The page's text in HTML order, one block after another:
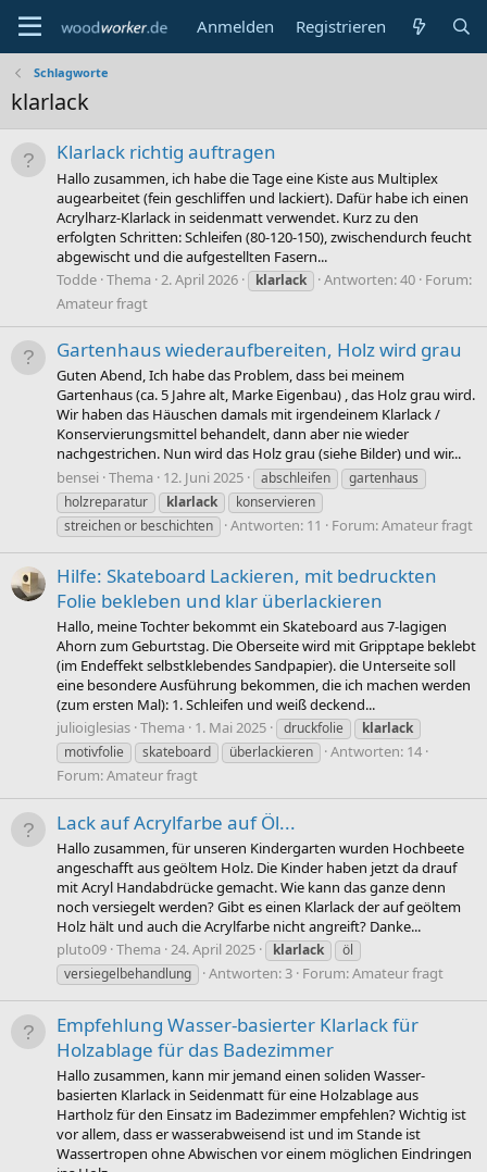
Anmelden Registrieren
Schlagworte
klarlack
Klarlack richtig auftragen
Hallo zusammen, ich habe die Tage eine Kiste aus Multiplex
augearbeitet (fein geschliffen und lackiert). Dafür habe ich einen
Acrylharz-Klarlack in seidenmatt verwendet. Kurz zu den
erfolgten Schritten: Schleifen (80-120-150), zwischendurch feucht
abgewischt und die aufgestellten Fasern...
Todde Thema 2. April 2026 klarlack Antworten: 40 Forum:
Amateur fragt
Gartenhaus wiederaufbereiten, Holz wird grau
Guten Abend, Ich habe das Problem, dass bei meinem
Gartenhaus (ca. 5 Jahre alt, Marke Eigenbau) , das Holz grau wird.
Wir haben das Häuschen damals mit irgendeinem Klarlack /
Konservierungsmittel behandelt, dann aber nie wieder
nachgestrichen. Nun wird das Holz grau (siehe Bilder) und wir...
bensei Thema 12. Juni 2025 abschleifen
gartenhaus
holzreparatur
klarlack
konservieren
streichen or beschichten
Antworten: 11 Forum:Amateur fragt
Hilfe: Skateboard Lackieren, mit bedruckten
Folie bekleben und klar überlackieren
Hallo, meine Tochter bekommt ein Skateboard aus 7-lagigen
Ahorn zum Geburtstag. Die Oberseite wird mit Gripptape beklebt
(im Endeffekt selbstklebendes Sandpapier). die Unterseite soll
eine besondere Ausführung bekommen, die ich machen werden
(zum ersten Mal): 1. Schleifen und weiß deckend...
julioiglesias Thema 1. Mai 2025 druckfolie
klarlack
motivfolie
skateboard überlackieren
Antworten: 14
Forum:Amateur fragt
Lack auf Acrylfarbe auf Öl...
Hallo zusammen, für unseren Kindergarten wurden Hochbeete
angeschafft aus geöltem Holz. Die Kinder haben jetzt da drauf
mit Acryl Handabdrücke gemacht. Wie kann das ganze denn
noch versiegelt werden? Gibt es einen Klarlack der auf geöltem
Holz hält und auch die Acrylfarbe nicht angreift? Danke...
pluto09 Thema 24. April 2025 klarlack
öl
versiegelbehandlung
Antworten: 3 Forum:Amateur fragt
Empfehlung Wasser-basierter Klarlack für
Holzablage für das Badezimmer
Hallo zusammen, kann mir jemand einen soliden Wasser-
basierten Klarlack in Seidenmatt für eine Holzablage aus
Hartholz für den Einsatz im Badezimmer empfehlen? Wichtig ist
vor allem, dass er wasserabweisend ist und im Stande ist
Wassertropen ohne Abwischen vor einem möglichen Eindringen